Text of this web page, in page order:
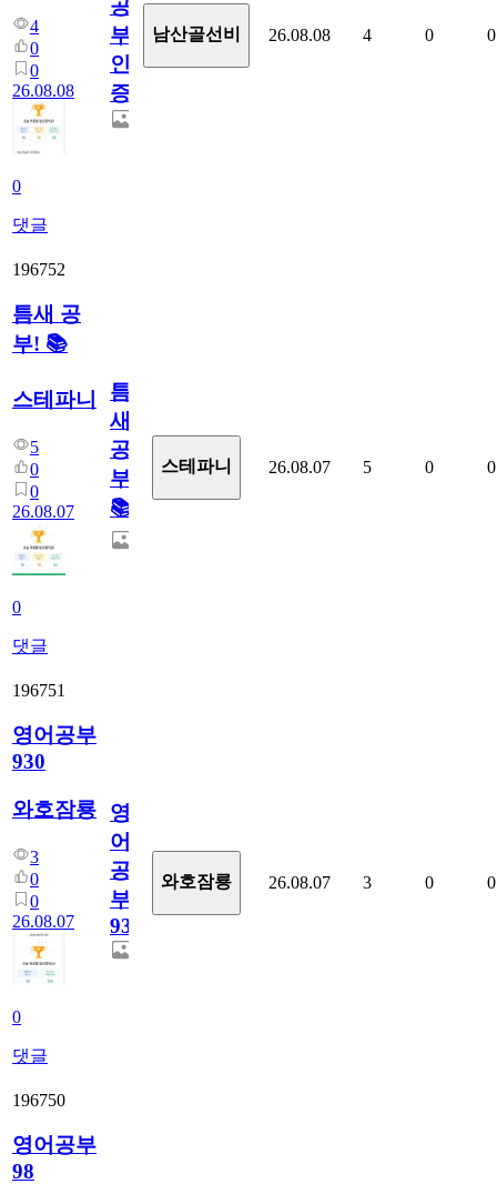
4
0
0
26.08.08
0
댓글
공
부
인
증
남산골선비 26.08.08 4 0 0
196752
틈새 공
부! 📚
스테파니
5
0
0
26.08.07
0
댓글
틈
새
공
부!
📚
스테파니 26.08.07 5 0 0
196751
영어공부
930
와호잠룡
3
0
0
26.08.07
0
댓글
영
어
공
부
930
와호잠룡 26.08.07 3 0 0
196750
영어공부
98